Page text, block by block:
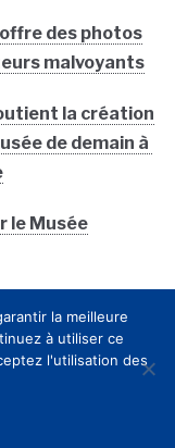
offre des photos
malvoyants
la création
de demain à
le Musée
la meilleure
à utiliser ce
l'utilisation des